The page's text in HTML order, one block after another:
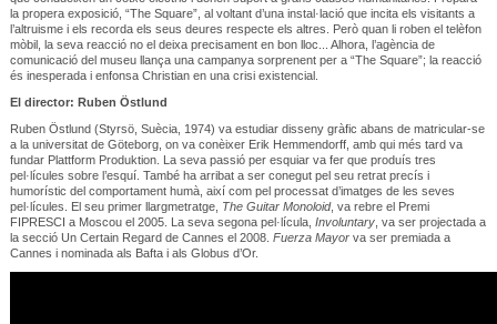
la propera exposició, “The Square”, al voltant d’una instal·lació que incita els visitants a
l’altruisme i els recorda els seus deures respecte els altres. Però quan li roben el telèfon
mòbil, la seva reacció no el deixa precisament en bon lloc... Alhora, l’agència de
comunicació del museu llança una campanya sorprenent per a “The Square”; la reacció
és inesperada i enfonsa Christian en una crisi existencial.
El director: Ruben Östlund
Ruben Östlund (Styrsö, Suècia, 1974) va estudiar disseny gràfic abans de matricular-se
a la universitat de Göteborg, on va conèixer Erik Hemmendorff, amb qui més tard va
fundar Plattform Produktion. La seva passió per esquiar va fer que produís tres
pel·lícules sobre l’esquí. També ha arribat a ser conegut pel seu retrat precís i
humorístic del comportament humà, així com pel processat d’imatges de les seves
pel·lícules. El seu primer llargmetratge, The Guitar Monoloid, va rebre el Premi
FIPRESCI a Moscou el 2005. La seva segona pel·lícula, Involuntary, va ser projectada a
la secció Un Certain Regard de Cannes el 2008. Fuerza Mayor va ser premiada a
Cannes i nominada als Bafta i als Globus d’Or.